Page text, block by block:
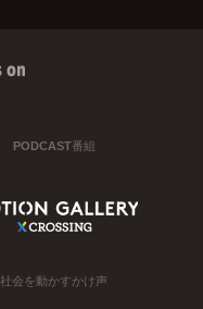
on
PODCAST番組
社会を動かすかけ声